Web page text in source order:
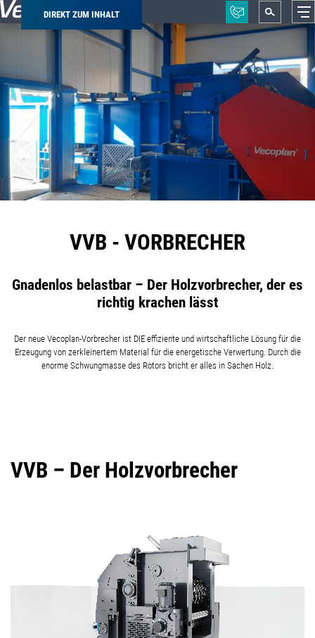
DIREKT ZUM INHALT
Pfadnavigation
VVB - VORBRECHER
Gnadenlos belastbar – Der Holzvorbrecher, der es
richtig krachen lässt
Der neue Vecoplan-Vorbrecher ist DIE effiziente und wirtschaftliche Lösung für die
Erzeugung von zerkleinertem Material für die energetische Verwertung. Durch die
enorme Schwungmasse des Rotors bricht er alles in Sachen Holz.
VVB – Der Holzvorbrecher